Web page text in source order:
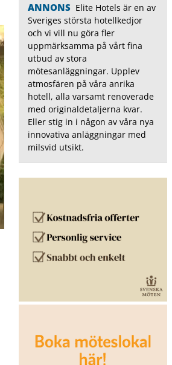
ANNONS Elite Hotels är en av
Sveriges största hotellkedjor
och vi vill nu göra fler
uppmärksamma på vårt fina
utbud av stora
mötesanläggningar. Upplev
atmosfären på våra anrika
hotell, alla varsamt renoverade
med originaldetaljerna kvar.
Eller stig in i någon av våra nya
innovativa anläggningar med
milsvid utsikt.